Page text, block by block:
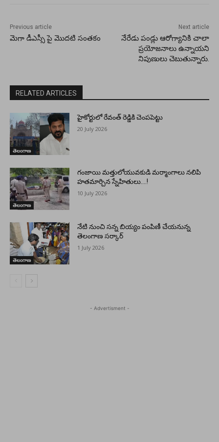
Previous article
మెగా డీఎస్సీ పై మొదటి సంతకం
Next article
నేరేడు పండ్లు ఆరోగ్యానికి చాలా
ప్రయోజనాలు ఉన్నాయని
నిపుణులు చెబుతున్నారు.
RELATED ARTICLES
తెలంగాణ
హైకోర్టులో రేవంత్ రెడ్డికి చెంపపెట్టు
20 July 2026
తెలంగాణ
గంజాయి మత్తులోయువకుడి మర్మాంగాలు నలిపి
హతమార్చిన స్నేహితులు….!
10 July 2026
తెలంగాణ
నేటి నుంచి సన్న బియ్యం పంపిణీ చేయనున్న
తెలంగాణ సర్కార్
1 July 2026
- Advertisment -